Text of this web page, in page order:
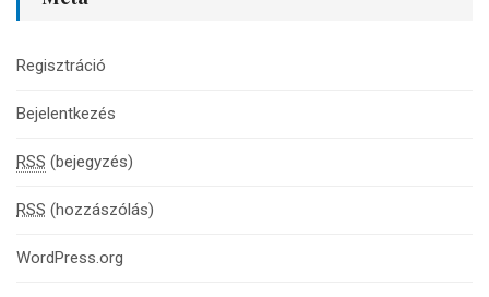
Regisztráció
Bejelentkezés
RSS (bejegyzés)
RSS (hozzászólás)
WordPress.org